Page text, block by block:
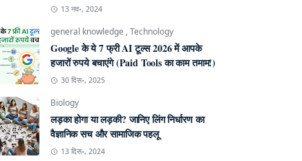
13 नव॰, 2024
general knowledge ,Technology
Google के ये 7 फ्री AI टूल्स 2026 में आपके
हजारों रुपये बचाएंगे (Paid Tools का काम तमाम!)
30 दिस॰, 2025
Biology
लड़का होगा या लड़की? जानिए लिंग निर्धारण का
वैज्ञानिक सच और सामाजिक पहलू
13 दिस॰, 2024